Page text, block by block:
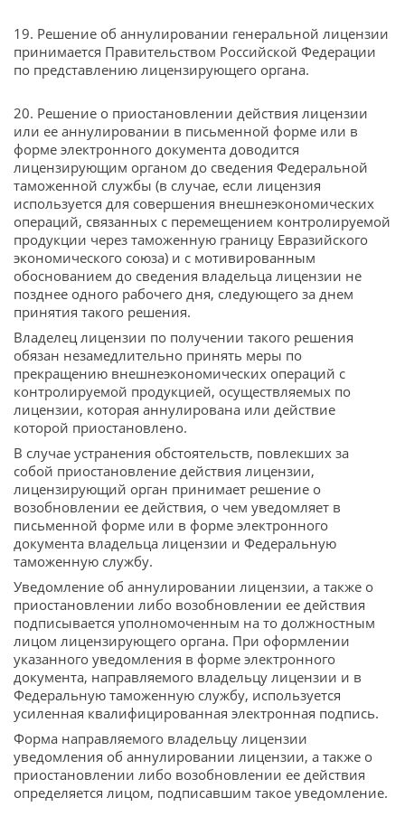
19. Решение об аннулировании генеральной лицензии
принимается Правительством Российской Федерации
по представлению лицензирующего органа.
20. Решение о приостановлении действия лицензии
или ее аннулировании в письменной форме или в
форме электронного документа доводится
лицензирующим органом до сведения Федеральной
таможенной службы (в случае, если лицензия
используется для совершения внешнеэкономических
операций, связанных с перемещением контролируемой
продукции через таможенную границу Евразийского
экономического союза) и с мотивированным
обоснованием до сведения владельца лицензии не
позднее одного рабочего дня, следующего за днем
принятия такого решения.
Владелец лицензии по получении такого решения
обязан незамедлительно принять меры по
прекращению внешнеэкономических операций с
контролируемой продукцией, осуществляемых по
лицензии, которая аннулирована или действие
которой приостановлено.
В случае устранения обстоятельств, повлекших за
собой приостановление действия лицензии,
лицензирующий орган принимает решение о
возобновлении ее действия, о чем уведомляет в
письменной форме или в форме электронного
документа владельца лицензии и Федеральную
таможенную службу.
Уведомление об аннулировании лицензии, а также о
приостановлении либо возобновлении ее действия
подписывается уполномоченным на то должностным
лицом лицензирующего органа. При оформлении
указанного уведомления в форме электронного
документа, направляемого владельцу лицензии и в
Федеральную таможенную службу, используется
усиленная квалифицированная электронная подпись.
Форма направляемого владельцу лицензии
уведомления об аннулировании лицензии, а также о
приостановлении либо возобновлении ее действия
определяется лицом, подписавшим такое уведомление.